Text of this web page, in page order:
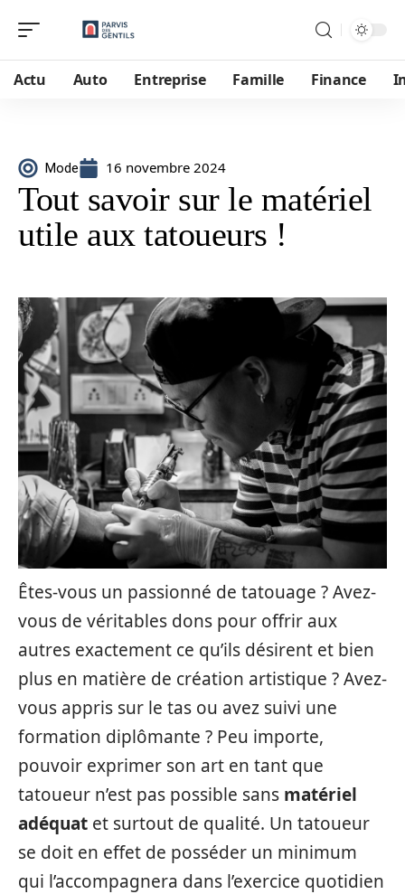
Actu Auto Entreprise Famille Finance
Mode 16 novembre 2024
Tout savoir sur le matériel
utile aux tatoueurs !
Êtes-vous un passionné de tatouage ? Avez-
vous de véritables dons pour offrir aux
autres exactement ce qu’ils désirent et bien
plus en matière de création artistique ? Avez-
vous appris sur le tas ou avez suivi une
formation diplômante ? Peu importe,
pouvoir exprimer son art en tant que
tatoueur n’est pas possible sans matériel
adéquat et surtout de qualité. Un tatoueur
se doit en effet de posséder un minimum
qui l’accompagnera dans l’exercice quotidien